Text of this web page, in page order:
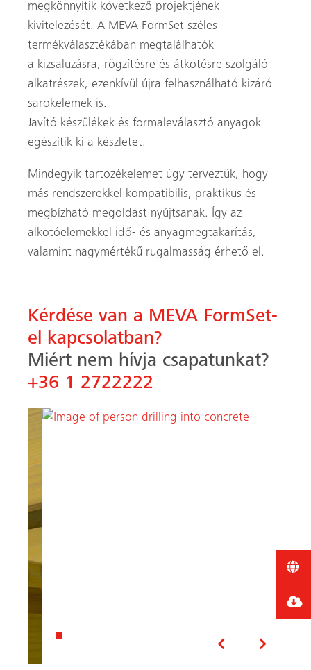
megkönnyítik következő projektjének
kivitelezését. A MEVA FormSet széles
termékválasztékában megtalálhatók
a kizsaluzásra, rögzítésre és átkötésre szolgáló
alkatrészek, ezenkívül újra felhasználható kizáró
sarokelemek is.
Javító készülékek és formaleválasztó anyagok
egészítik ki a készletet.
Mindegyik tartozékelemet úgy terveztük, hogy
más rendszerekkel kompatibilis, praktikus és
megbízható megoldást nyújtsanak. Így az
alkotóelemekkel idő- és anyagmegtakarítás,
valamint nagymértékű rugalmasság érhető el.
Kérdése van a MEVA FormSet-
el kapcsolatban?
Miért nem hívja csapatunkat?
+36 1 2722222
Kapcsolódó termékek
és tartozékok
kompatibilitásra terveztük, így Ön időt
és pénzt takaríthat meg. Figyelmébe